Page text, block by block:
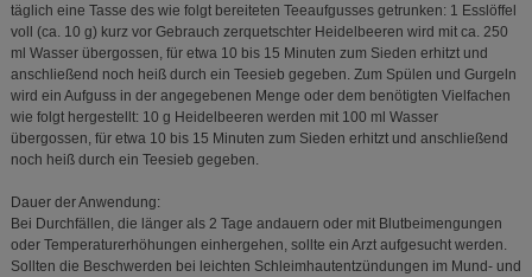
täglich eine Tasse des wie folgt bereiteten Teeaufgusses getrunken: 1 Esslöffel
voll (ca. 10 g) kurz vor Gebrauch zerquetschter Heidelbeeren wird mit ca. 250
ml Wasser übergossen, für etwa 10 bis 15 Minuten zum Sieden erhitzt und
anschließend noch heiß durch ein Teesieb gegeben. Zum Spülen und Gurgeln
wird ein Aufguss in der angegebenen Menge oder dem benötigten Vielfachen
wie folgt hergestellt: 10 g Heidelbeeren werden mit 100 ml Wasser
übergossen, für etwa 10 bis 15 Minuten zum Sieden erhitzt und anschließend
noch heiß durch ein Teesieb gegeben.
Dauer der Anwendung:
Bei Durchfällen, die länger als 2 Tage andauern oder mit Blutbeimengungen
oder Temperaturerhöhungen einhergehen, sollte ein Arzt aufgesucht werden.
Sollten die Beschwerden bei leichten Schleimhautentzündungen im Mund- und